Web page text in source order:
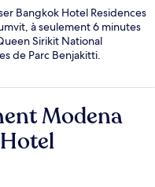
Bangkok Hotel Residences
à seulement 6 minutes
Sirikit National
de Parc Benjakitti.
Modena